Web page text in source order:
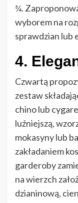
¾.
wyborem na
sprawdzian lub
4.
Czwartą
zestaw
chino lub
luźniejszą,
mokasyny lub
zakładaniem
garderoby
na wierzch
dzianinową,